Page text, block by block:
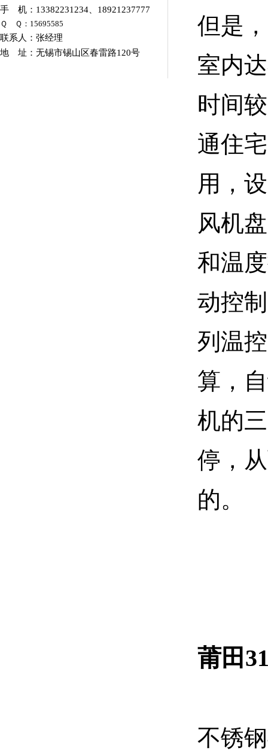
手 机：13382231234、18921237777
Ｑ Ｑ：15695585
联系人：张经理
地 址：无锡市锡山区春雷路120号
但是
室内
时间
通住
用，
风机
和温
动控
列温
算，
机的
停，
的。
莆田
不锈